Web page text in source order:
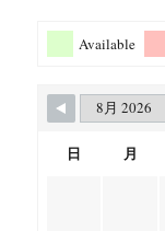
Available
日 月